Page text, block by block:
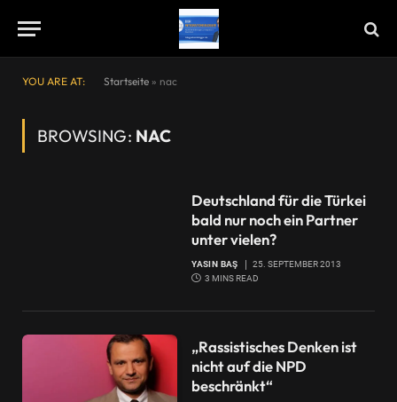
YOU ARE AT: Startseite » nac
BROWSING: NAC
Deutschland für die Türkei
bald nur noch ein Partner
unter vielen?
YASIN BAŞ
25. SEPTEMBER 2013
3 MINS READ
„Rassistisches Denken ist
nicht auf die NPD
beschränkt“